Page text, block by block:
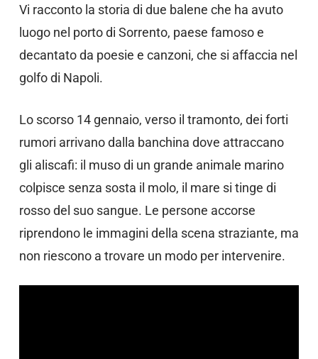
Vi racconto la storia di due balene che ha avuto
luogo nel porto di Sorrento, paese famoso e
decantato da poesie e canzoni, che si affaccia nel
golfo di Napoli.
Lo scorso 14 gennaio, verso il tramonto, dei forti
rumori arrivano dalla banchina dove attraccano
gli aliscafi: il muso di un grande animale marino
colpisce senza sosta il molo, il mare si tinge di
rosso del suo sangue. Le persone accorse
riprendono le immagini della scena straziante, ma
non riescono a trovare un modo per intervenire.